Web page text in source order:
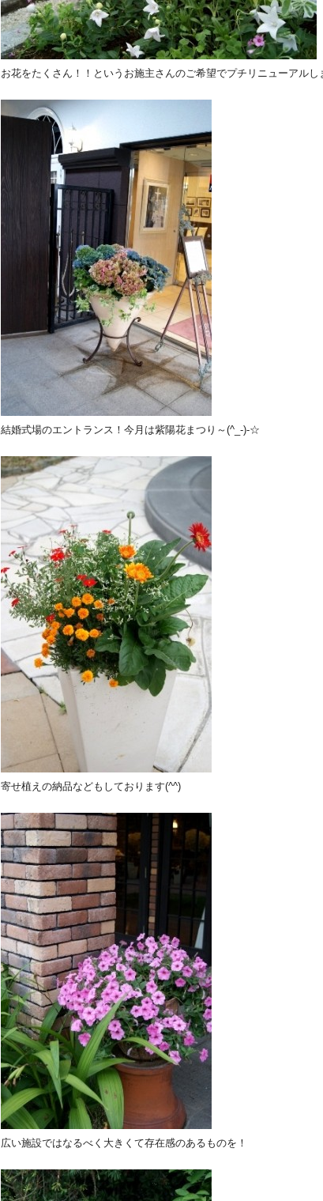
お花をたくさん！！というお施主さんのご希望でプチリニューアルし
結婚式場のエントランス！今月は紫陽花まつり～(^_-)-☆
寄せ植えの納品などもしております(^^)
広い施設ではなるべく大きくて存在感のあるものを！